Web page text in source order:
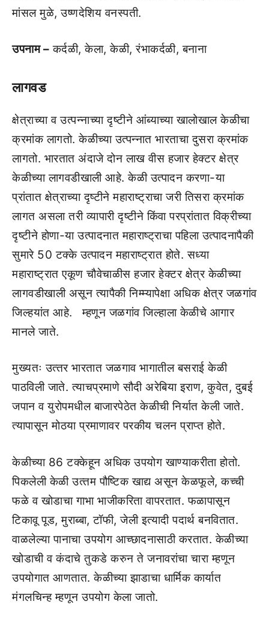
मांसल मुळे, उष्‍णदेशिय वनस्‍पती.
उपनाम – कर्दळी, केला, केळी, रंभाकर्दळी, बनाना
लागवड
क्षेत्राच्‍या व उत्‍पन्‍नाच्‍या दृष्‍टीने आंब्‍याच्‍या खालोखाल केळीचा
क्रमांक लागतो. केळीच्‍या उत्‍पन्‍नात भारताचा दुसरा क्रमांक
लागतो. भारतात अंदाजे दोन लाख वीस हजार हेक्‍टर क्षेत्र
केळीच्‍या लागवडीखाली आहे. केळी उत्‍पादन करणा-या
प्रांतात क्षेत्राच्‍या दृष्‍टीने महाराष्‍ट्राचा जरी तिसरा क्रमांक
लागत असला तरी व्‍यापारी दृष्‍टीने किंवा परप्रांतात विक्रीच्‍या
दृष्‍टीने होणा-या उत्‍पादनात महाराष्‍ट्राचा पहिला उत्‍पादनापैकी
सुमारे 50 टक्‍के उत्‍पादन महाराष्‍ट्रात होते. सध्‍या
महाराष्‍ट्रात एकूण चौवेचाळीस हजार हेक्‍टर क्षेत्र केळीच्‍या
लागवडीखाली असून त्‍यापैकी निम्‍म्‍यापेक्षा अधिक क्षेत्र जळगांव
जिल्‍हयांत आहे. म्‍हणून जळगांव जिल्‍हाला केळीचे आगार
मानले जाते.
मुख्‍यतः उत्‍तर भारतात जळगाव भागातील बसराई केळी
पाठविली जाते. त्‍याचप्रमाणे सौदी अरेबिया इराण, कुवेत, दुबई
जपान व युरोपमधील बाजारपेठेत केळीची निर्यात केली जाते.
त्‍यापासून मोठया प्रमाणावर परकीय चलन प्राप्‍त होते.
केळीच्‍या 86 टक्‍केहून अधिक उपयोग खाण्‍याकरीता होतो.
पिकलेली केळी उत्‍तम पौष्टिक खाद्य असून केळफूले, कच्‍ची
फळे व खोडाचा गाभा भाजीकरिता वापरतात. फळापासून
टिकावू पूड, मुराब्‍बा, टॉफी, जेली इत्‍यादी पदार्थ बनवितात.
वाळलेल्‍या पानाचा उपयोग आच्‍छादनासाठी करतात. केळीच्‍या
खोडाची व कंदाचे तुकडे करुन ते जनावरांचा चारा म्‍हणून
उपयोगात आणतात. केळीच्‍या झाडाचा धार्मिक कार्यात
मंगलचिन्‍ह म्‍हणून उपयोग केला जातो.